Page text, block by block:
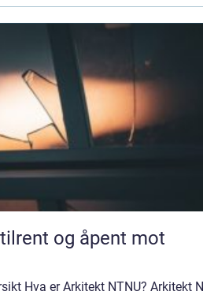
Hva er Arkitekt NTNU? Arkitekt